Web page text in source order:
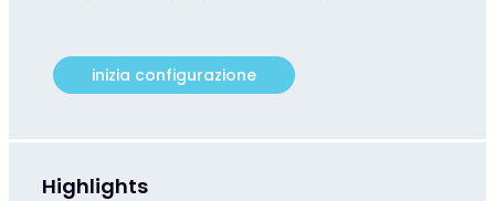
inizia configurazione
Highlights